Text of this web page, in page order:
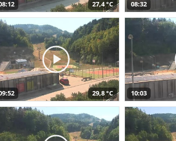
27,4 °C 08:32
29,8 °C 10:03